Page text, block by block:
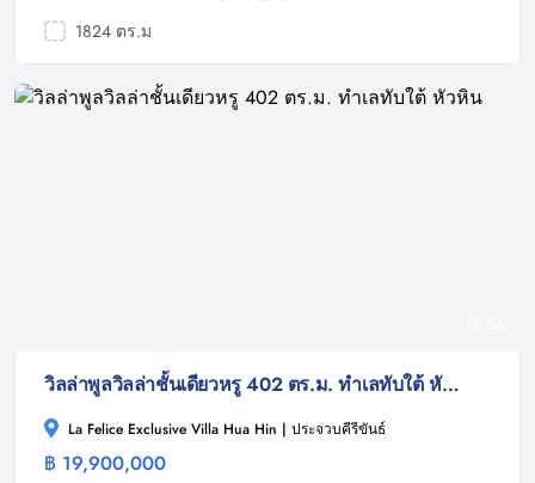
1824 ตร.ม
วิลล่าพูลวิลล่าชั้นเดียวหรู 402 ตร.ม. ทำเลทับใต้ หัวหิน
La Felice Exclusive Villa Hua Hin | ประจวบคีรีขันธ์
฿ 19,900,000